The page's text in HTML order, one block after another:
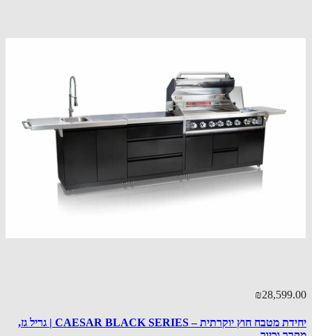
יחידת מטבח חוץ יוקרתית – CAESAR BLACK SERIES | גריל גז,